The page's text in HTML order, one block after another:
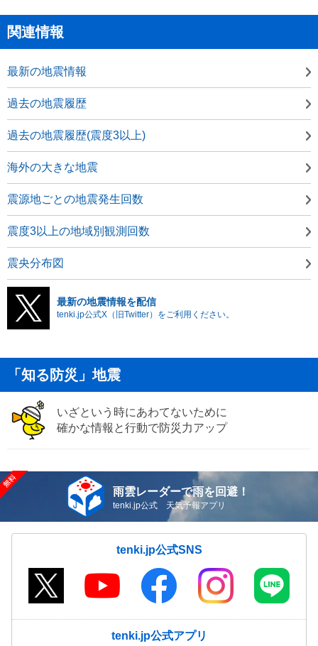
関連情報
最新の地震情報
過去の地震履歴
過去の地震履歴(震度3以上)
海外の大きな地震
震源地ごとの地震発生回数
震度3以上の地域別観測回数
震央分布図
最新の地震情報を配信
tenki.jp公式X（旧Twitter）をご利用ください。
「知る防災」地震
いざという時にあわてないために
確かな情報と行動で防災力アップ
雨雲レーダーで雨を回避！
tenki.jp公式 天気予報アプリ
tenki.jp公式SNS
tenki.jp公式アプリ